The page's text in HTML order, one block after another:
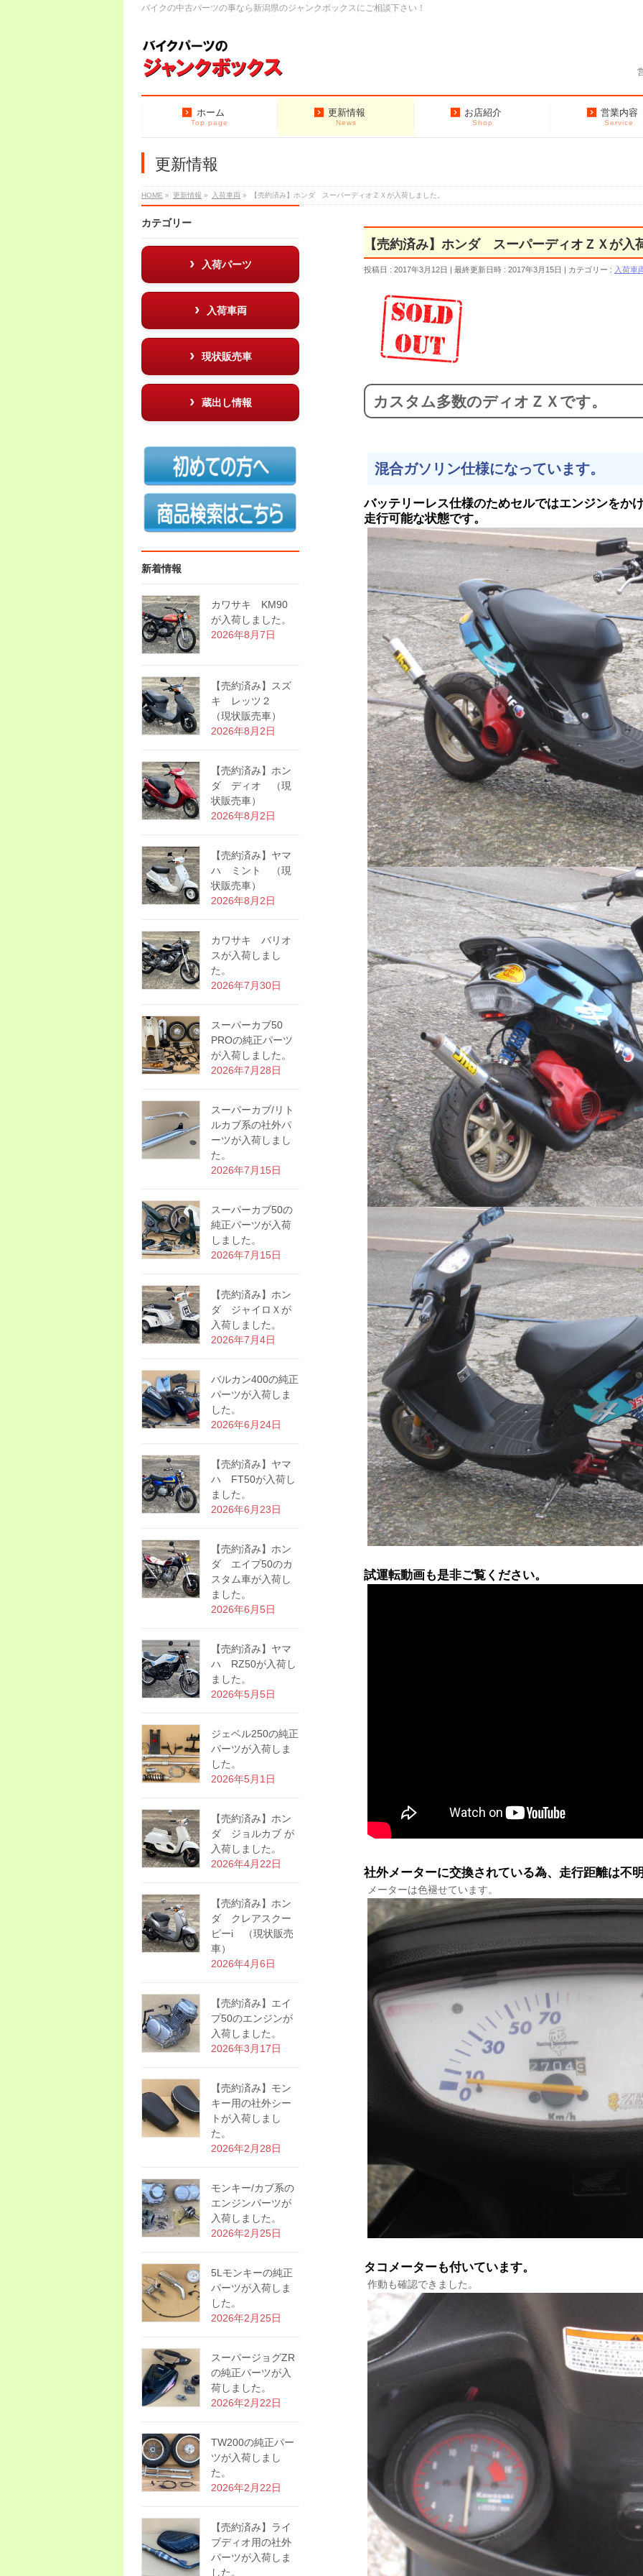
バイクの中古パーツの事なら新潟県のジャンクボックスにご相談下さい！
ホーム
Top page
更新情報
News
お店紹介
Shop
営業内容
Service
更新情報
HOME » 更新情報 » 入荷車両 » 【売約済み】ホンダ スーパーディオＺＸが入荷しました。
【売約済み】ホンダ スーパーディオＺＸが入
投稿日 : 2017年3月12日 最終更新日時 : 2017年3月15日 カテゴリー : 入荷車
カスタム多数のディオＺＸです。
混合ガソリン仕様になっています。
バッテリーレス仕様のためセルではエンジンをか
走行可能な状態です。
試運転動画も是非ご覧ください。
社外メーターに交換されている為、走行距離は不
メーターは色褪せています。
タコメーターも付いています。
作動も確認できました。
カテゴリー
入荷パーツ
入荷車両
現状販売車
蔵出し情報
新着情報
カワサキ KM90
が入荷しました。
2026年8月7日
【売約済み】スズ
キ レッツ２
（現状販売車）
2026年8月2日
【売約済み】ホン
ダ ディオ （現
状販売車）
2026年8月2日
【売約済み】ヤマ
ハ ミント （現
状販売車）
2026年8月2日
カワサキ バリオ
スが入荷しまし
た。
2026年7月30日
スーパーカブ50
PROの純正パーツ
が入荷しました。
2026年7月28日
スーパーカブ/リト
ルカブ系の社外パ
ーツが入荷しまし
た。
2026年7月15日
スーパーカブ50の
純正パーツが入荷
しました。
2026年7月15日
【売約済み】ホン
ダ ジャイロＸが
入荷しました。
2026年7月4日
バルカン400の純正
パーツが入荷しま
した。
2026年6月24日
【売約済み】ヤマ
ハ FT50が入荷し
ました。
2026年6月23日
【売約済み】ホン
ダ エイプ50のカ
スタム車が入荷し
ました。
2026年6月5日
【売約済み】ヤマ
ハ RZ50が入荷し
ました。
2026年5月5日
ジェベル250の純正
パーツが入荷しま
した。
2026年5月1日
【売約済み】ホン
ダ ジョルカブ が
入荷しました。
2026年4月22日
【売約済み】ホン
ダ クレアスクー
ピーi （現状販売
車）
2026年4月6日
【売約済み】エイ
プ50のエンジンが
入荷しました。
2026年3月17日
【売約済み】モン
キー用の社外シー
トが入荷しまし
た。
2026年2月28日
モンキー/カブ系の
エンジンパーツが
入荷しました。
2026年2月25日
5Lモンキーの純正
パーツが入荷しま
した。
2026年2月25日
スーパージョグZR
の純正パーツが入
荷しました。
2026年2月22日
TW200の純正パー
ツが入荷しまし
た。
2026年2月22日
【売約済み】ライ
ブディオ用の社外
パーツが入荷しま
した。